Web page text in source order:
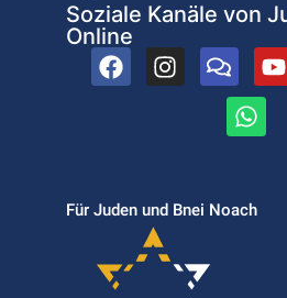
Soziale Kanäle von
Online
Für Juden und Bnei Noach